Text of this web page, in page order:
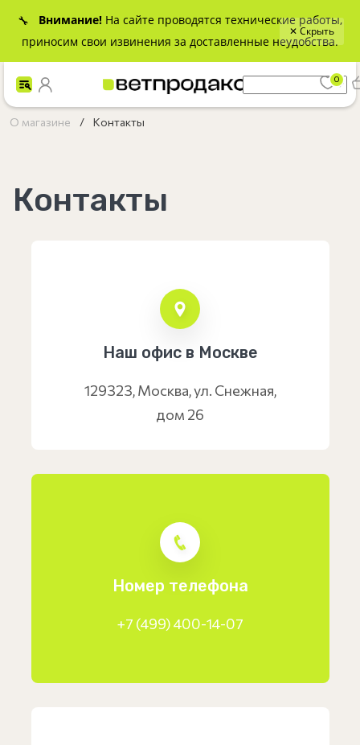
🔧 Внимание! На сайте проводятся технические работы,
приносим свои извинения за доставленные неудобства.
✕ Скрыть
0
О магазине Контакты
Контакты
Наш офис в Москве
129323, Москва, ул. Снежная,
дом 26
Номер телефона
+7 (499) 400-14-07